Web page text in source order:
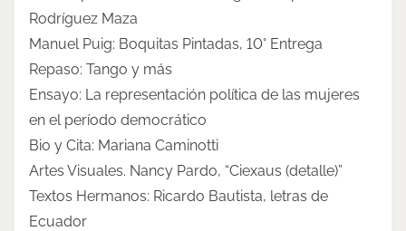
Rodríguez Maza
Manuel Puig: Boquitas Pintadas, 10° Entrega
Repaso: Tango y más
Ensayo: La representación política de las mujeres
en el período democrático
Bio y Cita: Mariana Caminotti
Artes Visuales. Nancy Pardo, “Ciexaus (detalle)”
Textos Hermanos: Ricardo Bautista, letras de
Ecuador